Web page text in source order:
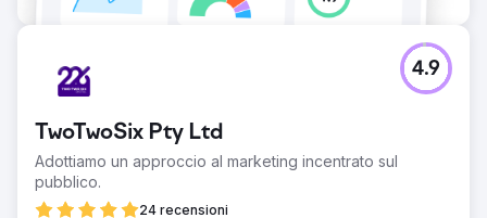
TwoTwoSix Pty Ltd
Adottiamo un approccio al marketing incentrato sul
pubblico.
24 recensioni
4.9